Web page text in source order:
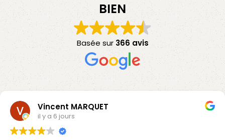
BIEN
Basée sur 366 avis
Vincent MARQUET
il y a 6 jours